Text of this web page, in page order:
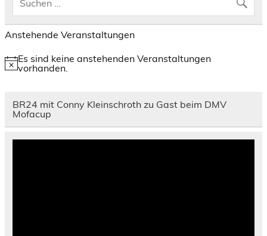
Anstehende Veranstaltungen
Hinweis
Es sind keine anstehenden Veranstaltungen
vorhanden.
BR24 mit Conny Kleinschroth zu Gast beim DMV
Mofacup